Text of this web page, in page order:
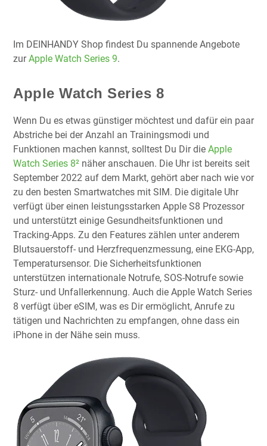
Im DEINHANDY Shop findest Du spannende Angebote
zurApple Watch Series 9.
Apple Watch Series 8
Wenn Du es etwas günstiger möchtest und dafür ein paar
Abstriche bei der Anzahl an Trainingsmodi und
Funktionen machen kannst, solltest Du Dir die Apple
Watch Series 8² näher anschauen. Die Uhr ist bereits seit
September 2022 auf dem Markt, gehört aber nach wie vor
zu den besten Smartwatches mit SIM. Die digitale Uhr
verfügt über einen leistungsstarken Apple S8 Prozessor
und unterstützt einige Gesundheitsfunktionen und
Tracking-Apps. Zu den Features zählen unter anderem
Blutsauerstoff- und Herzfrequenzmessung, eine EKG-App,
Temperatursensor. Die Sicherheitsfunktionen
unterstützen internationale Notrufe, SOS-Notrufe sowie
Sturz- und Unfallerkennung. Auch die Apple Watch Series
8 verfügt über eSIM, was es Dir ermöglicht, Anrufe zu
tätigen und Nachrichten zu empfangen, ohne dass ein
iPhone in der Nähe sein muss.